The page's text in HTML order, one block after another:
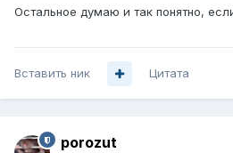
Остальное думаю и так понятно,
Вставить ник Цитата
porozut